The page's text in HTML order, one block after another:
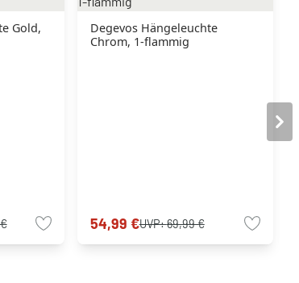
Degevos Hängeleuchte
Chrom, 1-flammig
54,99 €UVP:69,99 €